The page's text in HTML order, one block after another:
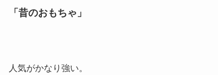
「昔のおもちゃ」
人気がかなり強い。